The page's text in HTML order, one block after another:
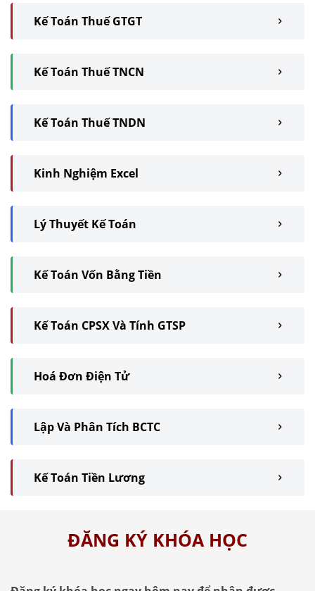
Kế Toán Thuế GTGT
Kế Toán Thuế TNCN
Kế Toán Thuế TNDN
Kinh Nghiệm Excel
Lý Thuyết Kế Toán
Kế Toán Vốn Bằng Tiền
Kế Toán CPSX Và Tính GTSP
Hoá Đơn Điện Tử
Lập Và Phân Tích BCTC
Kế Toán Tiền Lương
ĐĂNG KÝ KHÓA HỌC